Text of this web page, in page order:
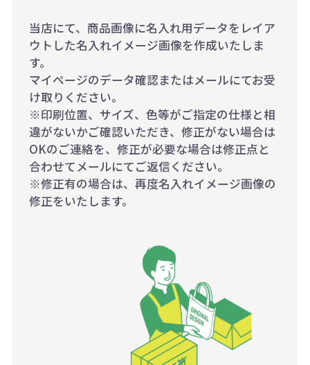
当店にて、商品画像に名入れ用データをレイア
ウトした名入れイメージ画像を作成いたしま
す。
マイページのデータ確認またはメールにてお受
け取りください。
※印刷位置、サイズ、色等がご指定の仕様と相
違がないかご確認いただき、修正がない場合は
OKのご連絡を、修正が必要な場合は修正点と
合わせてメールにてご返信ください。
※修正有の場合は、再度名入れイメージ画像の
修正をいたします。